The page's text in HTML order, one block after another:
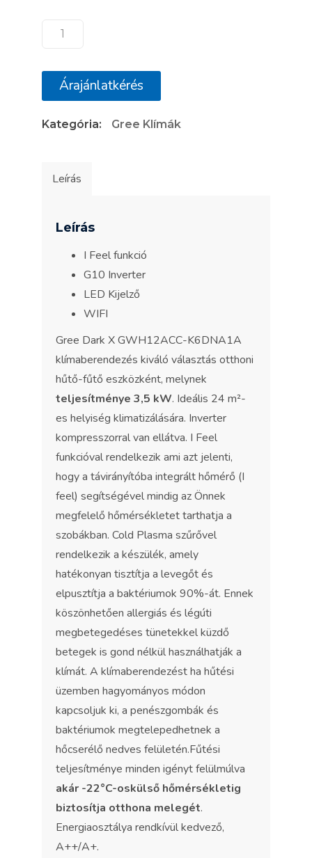
Gree
X
GWH12ACC-
mennyiség
Árajánlatkérés
Kategória: Gree Klímák
Leírás
Leírás
I Feel funkció
G10 Inverter
LED Kijelző
WIFI
Gree Dark X GWH12ACC-K6DNA1A
klímaberendezés kiváló választás otthoni
hűtő-fűtő eszközként, melynek
teljesítménye 3,5 kW. Ideális 24 m²-
es helyiség klimatizálására. Inverter
kompresszorral van ellátva. I Feel
funkcióval rendelkezik ami azt jelenti,
hogy a távirányítóba integrált hőmérő (I
feel) segítségével mindig az Önnek
megfelelő hőmérsékletet tarthatja a
szobákban. Cold Plasma szűrővel
rendelkezik a készülék, amely
hatékonyan tisztítja a levegőt és
elpusztítja a baktériumok 90%-át. Ennek
köszönhetően allergiás és légúti
megbetegedéses tünetekkel küzdő
betegek is gond nélkül használhatják a
klímát. A klímaberendezést ha hűtési
üzemben hagyományos módon
kapcsoljuk ki, a penészgombák és
baktériumok megtelepedhetnek a
hőcserélő nedves felületén.Fűtési
teljesítménye minden igényt felülmúlva
akár -22°C-oskülső hőmérsékletig
biztosítja otthona melegét.
Energiaosztálya rendkívül kedvező,
A++/A+.